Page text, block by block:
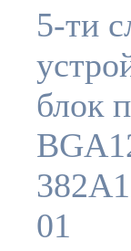
5-ти
блок
01